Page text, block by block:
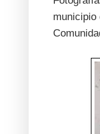
municipio